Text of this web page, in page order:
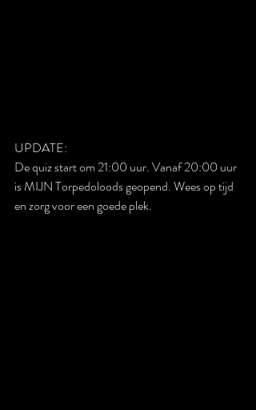
UPDATE:
De quiz start om 21:00 uur. Vanaf 20:00 uur
is MIJN Torpedoloods geopend. Wees op tijd
en zorg voor een goede plek.